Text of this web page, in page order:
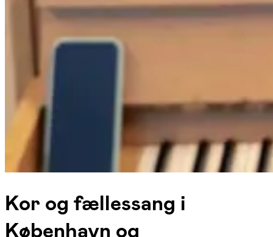
Kor og fællessang i
København og